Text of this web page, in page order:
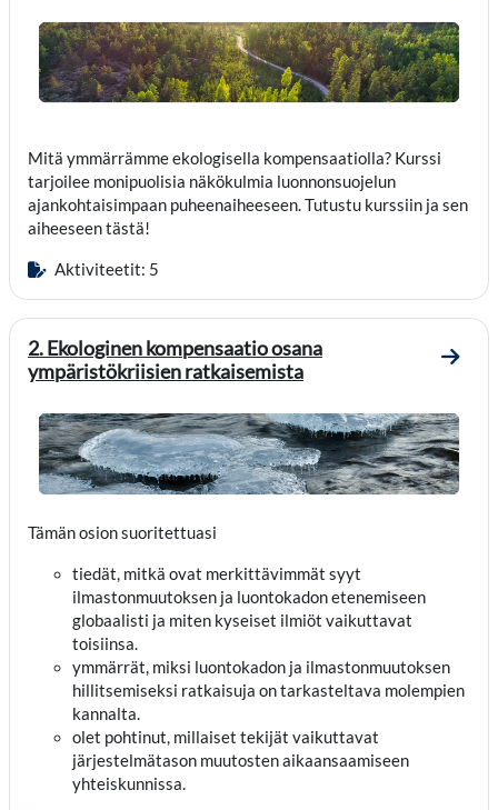
Mitä ymmärrämme ekologisella kompensaatiolla? Kurssi
tarjoilee monipuolisia näkökulmia luonnonsuojelun
ajankohtaisimpaan puheenaiheeseen. Tutustu kurssiin ja sen
aiheeseen tästä!
Aktiviteetit: 5
2. Ekologinen kompensaatio osana
ympäristökriisien ratkaisemista
Mene
Tämän osion suoritettuasi
tiedät, mitkä ovat merkittävimmät syyt
ilmastonmuutoksen ja luontokadon etenemiseen
globaalisti ja miten kyseiset ilmiöt vaikuttavat
toisiinsa.
ymmärrät, miksi luontokadon ja ilmastonmuutoksen
hillitsemiseksi ratkaisuja on tarkasteltava molempien
kannalta.
olet pohtinut, millaiset tekijät vaikuttavat
järjestelmätason muutosten aikaansaamiseen
yhteiskunnissa.